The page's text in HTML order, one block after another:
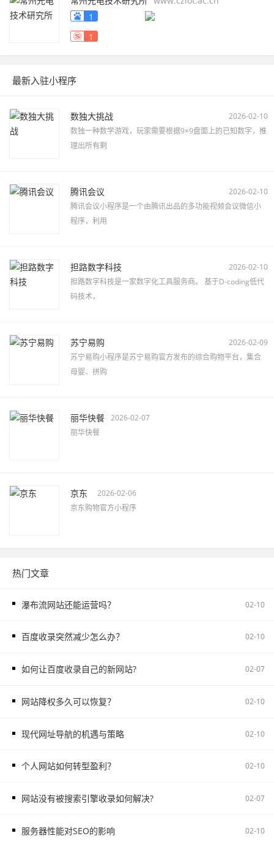
1
1
最新入驻小程序
数独大挑战
2026-02-10
数独一种数学游戏，玩家需要根据9×9盘面上的已知数字，推
理出所有剩
腾讯会议
2026-02-10
腾讯会议小程序是一个由腾讯出品的多功能视频会议微信小
程序，利用
担路数字科技
2026-02-10
担路数字科技是一家数字化工具服务商。 基于D-coding低代
码技术，
苏宁易购
2026-02-09
苏宁易购小程序是苏宁易购官方发布的综合购物平台，集合
母婴、拼购
丽华快餐 2026-02-07
丽华快餐
京东
2026-02-06
京东购物官方小程序
热门文章
瀑布流网站还能运营吗？ 02-10
百度收录突然减少怎么办？ 02-10
如何让百度收录自己的新网站? 02-07
网站降权多久可以恢复？ 02-10
现代网址导航的机遇与策略 02-10
个人网站如何转型盈利？ 02-10
网站没有被搜索引擎收录如何解决? 02-07
服务器性能对SEO的影响 02-10